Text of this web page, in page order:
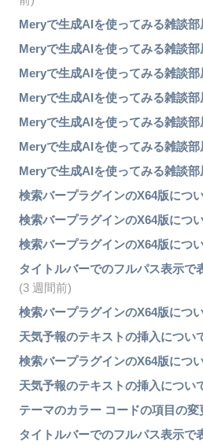
Meryで生成AIを使ってみる雑談部
Meryで生成AIを使ってみる雑談部
Meryで生成AIを使ってみる雑談部
Meryで生成AIを使ってみる雑談部
Meryで生成AIを使ってみる雑談部
Meryで生成AIを使ってみる雑談部
Meryで生成AIを使ってみる雑談部
検索バープラグインのX64版につ
検索バープラグインのX64版につ
検索バープラグインのX64版につ
タイトルバーでのフルパス表示で
(3 週間前)
検索バープラグインのX64版につ
天気予報のテキストの挿入につい
検索バープラグインのX64版につ
天気予報のテキストの挿入につい
テーマのカラー コードの項目の変
タイトルバーでのフルパス表示で